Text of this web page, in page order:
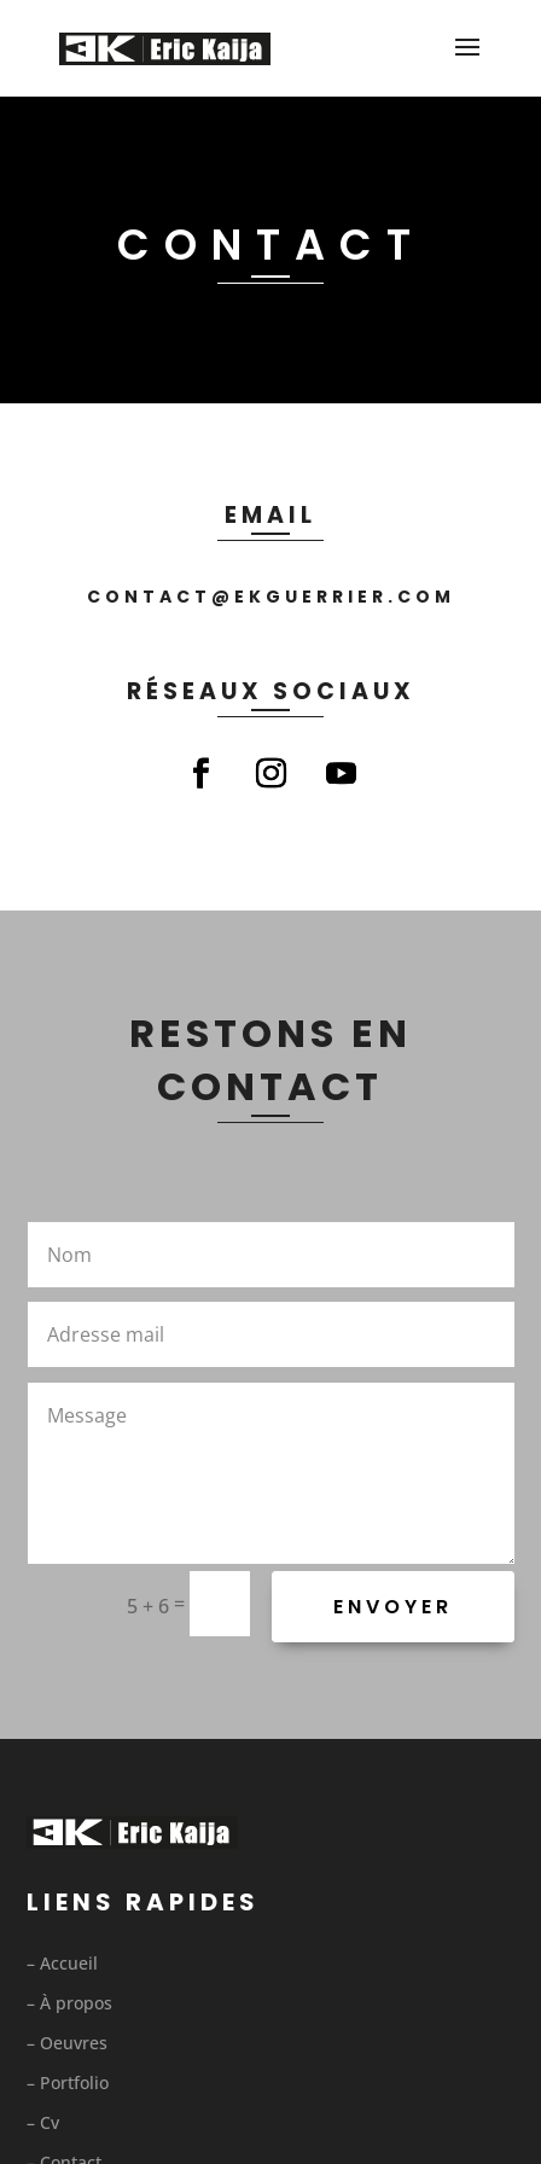
CONTACT
EMAIL
CONTACT@EKGUERRIER.COM
RÉSEAUX SOCIAUX
RESTONS EN
CONTACT
5 + 6= ENVOYER
LIENS RAPIDES
– Accueil
– À propos
– Oeuvres
– Portfolio
– Cv